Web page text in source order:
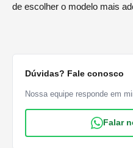
de escolher o modelo mais
Dúvidas? Fale conosco
Nossa equipe responde em
Falar